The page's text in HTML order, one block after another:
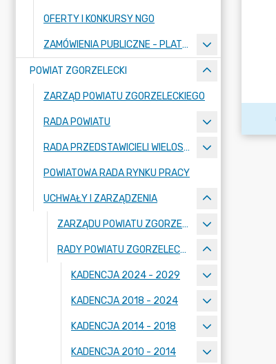
OFERTY I KONKURSY NGO
ZAMÓWIENIA PUBLICZNE - PLATFORMA ZAKUPOWA
POWIAT ZGORZELECKI
ZARZĄD POWIATU ZGORZELECKIEGO
RADA POWIATU
RADA PRZEDSTAWICIELI WIELOSPECJALISTYCZNEGO ZESPOŁU OPIEKI ZDROWOTNEJ "BOLESŁAWIEC-ZGORZELEC" SAMODZIELNEGO PUBLICZNEGO ZAKŁADU OPIEKI ZDROWOTNEJ
POWIATOWA RADA RYNKU PRACY
UCHWAŁY I ZARZĄDZENIA
ZARZĄDU POWIATU ZGORZELECKIEGO
RADY POWIATU ZGORZELECKIEGO
KADENCJA 2024 - 2029
KADENCJA 2018 - 2024
KADENCJA 2014 - 2018
KADENCJA 2010 - 2014